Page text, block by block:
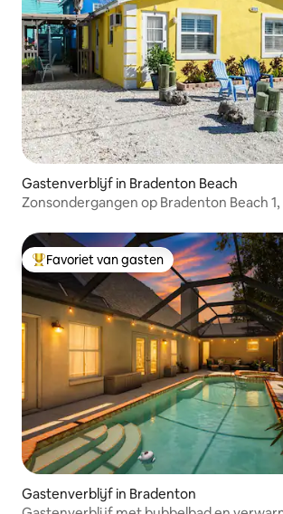
Gastenverblijf in Bradenton Beach
Zonsondergangen op Bradenton Beach
Topfavoriet van gasten
Favoriet van gasten
Gastenverblijf in Bradenton